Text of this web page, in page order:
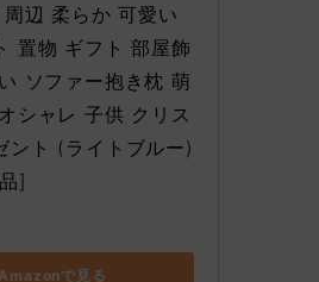
辺 柔らか 可愛い
置物 ギフト 部屋飾
ソファー抱き枕 萌
シャレ 子供 クリス
ント (ライトブルー)
]
で見る